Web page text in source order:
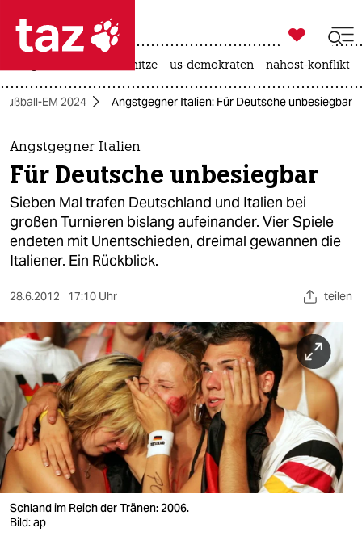
 taz zahl ich
taz zahl ich
themen
politik
öko
gesellschaft
kultur
sport
berlin
nord
wahrheit
verlag
verlag

taz zahl ich
hitze us-demokraten nahost-konflikt
Fußball-EM 2024 Angstgegner Italien: Für Deutsche unbesiegbar
Angstgegner Italien
Für Deutsche unbesiegbar
Sieben Mal trafen Deutschland und Italien bei
großen Turnieren bislang aufeinander. Vier Spiele
endeten mit Unentschieden, dreimal gewannen die
Italiener. Ein Rückblick.
28.6.2012 17:10 Uhr teilen
Schland im Reich der Tränen: 2006.
Bild: ap